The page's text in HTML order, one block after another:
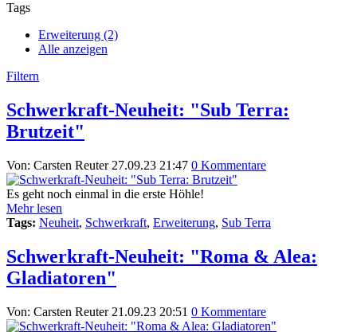
Tags
Erweiterung (2)
Alle anzeigen
Filtern
Schwerkraft-Neuheit: "Sub Terra:
Brutzeit"
Von: Carsten Reuter 27.09.23 21:47 0 Kommentare
Es geht noch einmal in die erste Höhle!
Mehr lesen
Tags: Neuheit, Schwerkraft, Erweiterung, Sub Terra
Schwerkraft-Neuheit: "Roma & Alea:
Gladiatoren"
Von: Carsten Reuter 21.09.23 20:51 0 Kommentare